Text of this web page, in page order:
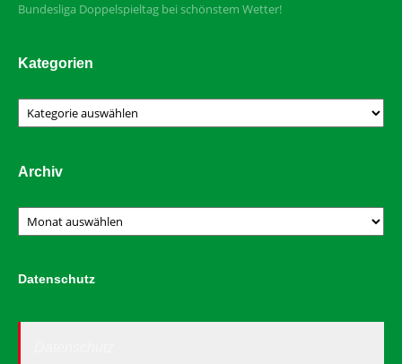
Bundesliga Doppelspieltag bei schönstem Wetter!
Kategorien
Kategorien
Archiv
Archiv
Datenschutz